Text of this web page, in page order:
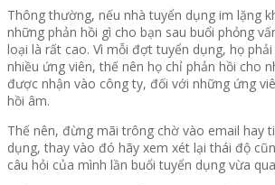
Thông thường, nếu nhà tuyển dụng im lặng
những phản hồi gì cho bạn sau buổi phỏng
loại là rất cao. Vì mỗi đợt tuyển dụng, họ
nhiều ứng viên, thế nên họ chỉ phản hồi cho
được nhận vào công ty, đối với những ứng
hồi âm.
Thế nên, đừng mãi trông chờ vào email hay
dụng, thay vào đó hãy xem xét lại thái độ
câu hỏi của mình lần buổi tuyển dụng vừa